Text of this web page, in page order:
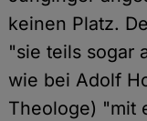
keinen Platz.
"sie teils sogar
wie bei Adolf
Theologe) "mit